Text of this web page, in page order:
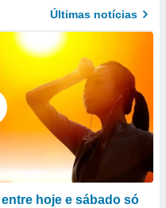
Últimas notícias
hoje e sábado só